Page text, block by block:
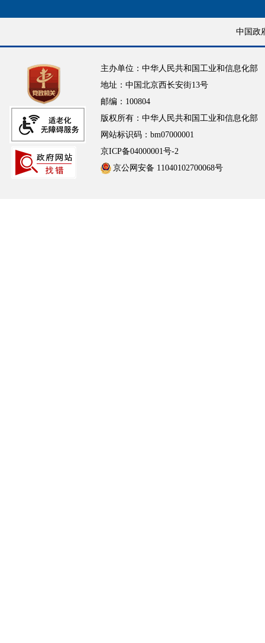
中国政
主办单位：中华人民共和国工业和信息化部
地址：中国北京西长安街13号
邮编：100804
版权所有：中华人民共和国工业和信息化部
网站标识码：bm07000001
京ICP备04000001号-2
京公网安备 11040102700068号